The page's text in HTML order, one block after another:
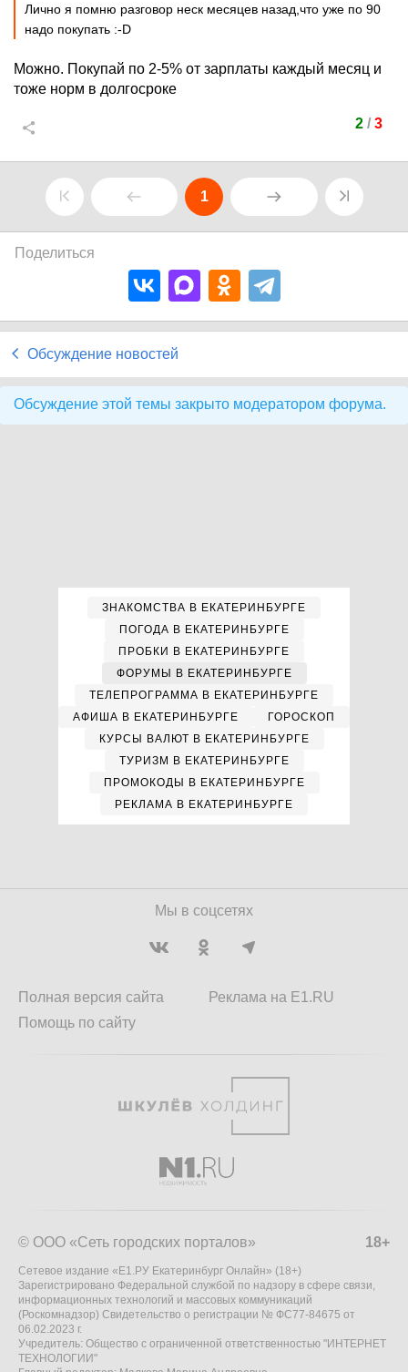
Лично я помню разговор неск месяцев назад,что уже по 90
надо покупать :-D
Можно. Покупай по 2-5% от зарплаты каждый месяц и
тоже норм в долгосроке
2/ 3
1
Поделиться
Обсуждение новостей
Обсуждение этой темы закрыто модератором форума.
ЗНАКОМСТВА В ЕКАТЕРИНБУРГЕ
ПОГОДА В ЕКАТЕРИНБУРГЕ
ПРОБКИ В ЕКАТЕРИНБУРГЕ
ФОРУМЫ В ЕКАТЕРИНБУРГЕ
ТЕЛЕПРОГРАММА В ЕКАТЕРИНБУРГЕ
АФИША В ЕКАТЕРИНБУРГЕ
ГОРОСКОП
КУРСЫ ВАЛЮТ В ЕКАТЕРИНБУРГЕ
ТУРИЗМ В ЕКАТЕРИНБУРГЕ
ПРОМОКОДЫ В ЕКАТЕРИНБУРГЕ
РЕКЛАМА В ЕКАТЕРИНБУРГЕ
Мы в соцсетях
Полная версия сайта
Помощь по сайту
Реклама на E1.RU
18+
© ООО «Сеть городских порталов»
Сетевое издание «Е1.РУ Екатеринбург Онлайн» (18+)
Зарегистрировано Федеральной службой по надзору в сфере связи,
информационных технологий и массовых коммуникаций
(Роскомнадзор) Свидетельство о регистрации № ФС77-84675 от
06.02.2023 г.
Учредитель: Общество с ограниченной ответственностью "ИНТЕРНЕТ
ТЕХНОЛОГИИ"